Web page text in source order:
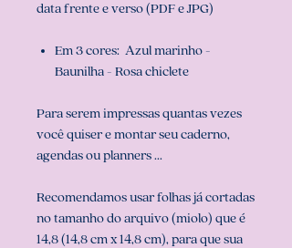
data frente e verso (PDF e JPG)
Em 3 cores: Azul marinho -
Baunilha - Rosa chiclete
Para serem impressas quantas vezes
você quiser e montar seu caderno,
agendas ou planners ...
Recomendamos usar folhas já cortadas
no tamanho do arquivo (miolo) que é
14,8 (14,8 cm x 14,8 cm), para que sua